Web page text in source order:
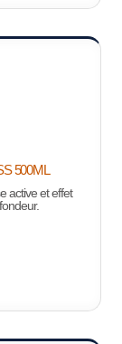
500ML
active et effet